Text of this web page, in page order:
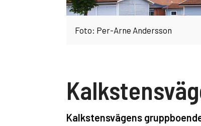
Foto: Per-Arne Andersson
Kalkstensvägens